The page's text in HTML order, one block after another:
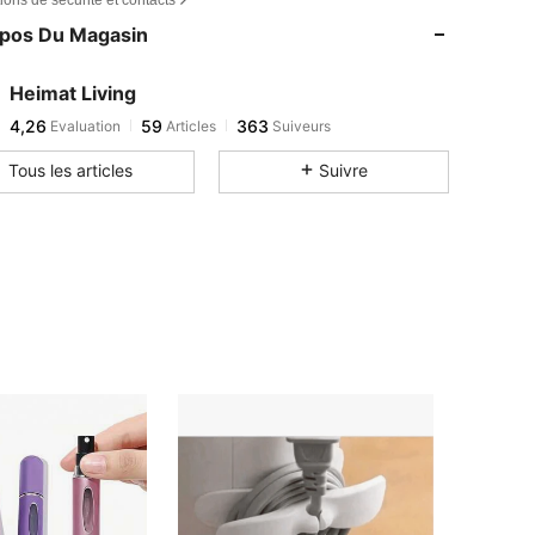
Du Magasin
Heimat Living
4,26 Evaluation 59 Articles 363 Suiveurs
Tous les articles Suivre